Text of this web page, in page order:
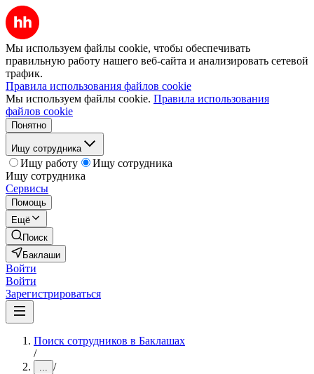
Мы используем файлы cookie, чтобы обеспечивать
правильную работу нашего веб-сайта и анализировать сетевой
трафик.
Правила использования файлов cookie
Мы используем файлы cookie. Правила использования
файлов cookie
Понятно
Ищу сотрудника
Ищу работу
Ищу сотрудника
Ищу сотрудника
Сервисы
Помощь
Ещё
Поиск
Баклаши
Войти
Войти
Зарегистрироваться
Поиск сотрудников в Баклашах
/
... /